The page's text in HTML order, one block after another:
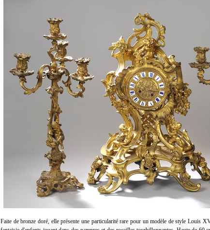
Faite de bronze doré, elle présente une particularité rare pour un modèle de style Louis